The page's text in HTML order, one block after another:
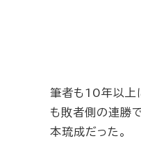
筆者も10年以上
も敗者側の連勝
本琉成だった。